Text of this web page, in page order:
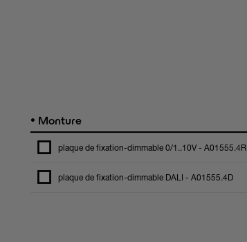
• Monture
plaque de fixation-dimmable 0/1..10V - A01555.4R
plaque de fixation-dimmable DALI - A01555.4D